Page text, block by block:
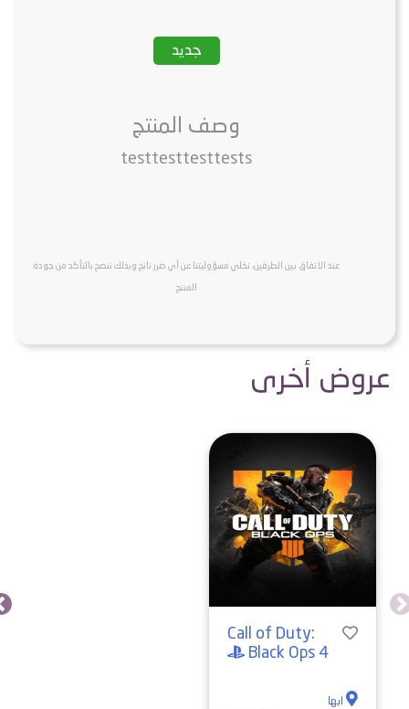
جديد
وصف المنتج
testtesttesttests
عند الاتفاق بين الطرفين، نخلي مسؤوليتنا عن أي ضرر ناتج وبذلك ننصح بالتأكد من جودة
المنتج
عروض أخرى
Call of Duty:
Black Ops 4
ابها